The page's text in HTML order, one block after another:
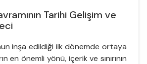
Tarihi Gelişim ve
inşa edildiği ilk dönemde ortaya
en önemli yönü, içerik ve sınırının